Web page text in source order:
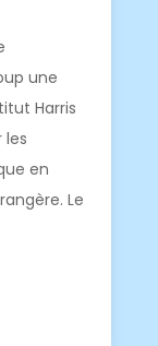
une
Harris
les
en
Le